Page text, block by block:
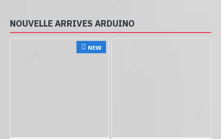
NOUVELLE ARRIVES ARDUINO
NEW